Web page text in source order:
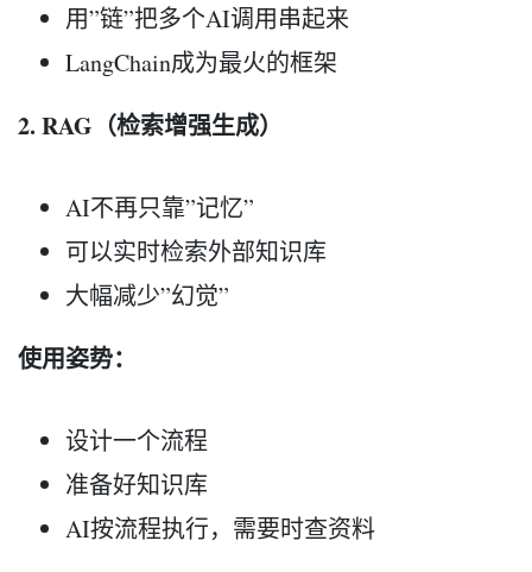
用”链”把多个AI调用串起来
LangChain成为最火的框架
2. RAG（检索增强生成）
AI不再只靠”记忆”
可以实时检索外部知识库
大幅减少”幻觉”
使用姿势：
设计一个流程
准备好知识库
AI按流程执行，需要时查资料